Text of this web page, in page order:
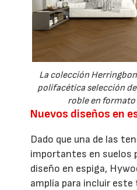
La colección
polifacética selección
roble en formato
Nuevos diseños en
Dado que una de las
importantes en suelos
diseño en espiga,
amplía para incluir